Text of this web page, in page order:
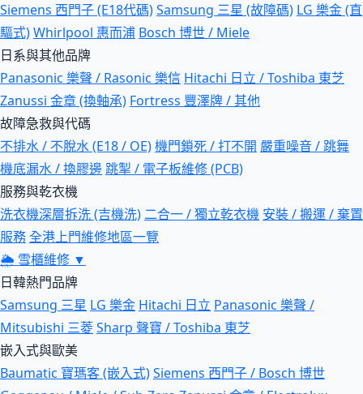
Siemens 西門子 (E18代碼)Samsung 三星 (故障碼) LG 樂金 (直
驅式)Whirlpool 惠而浦 Bosch 博世 / Miele
日系與其他品牌
Panasonic 樂聲 / Rasonic 樂信 Hitachi 日立 / Toshiba 東芝
Zanussi 金章 (換軸承) Fortress 豐澤牌 / 其他
故障急救與代碼
不排水 / 不脫水 (E18 / OE)機門鎖死 / 打不開 嚴重噪音 / 跳舞
機底漏水 / 換膠邊跳掣 / 電子板維修 (PCB)
服務與乾衣機
洗衣機深層拆洗 (吉機洗) 二合一 / 獨立乾衣機 安裝 / 搬運 / 棄置
服務全港上門維修地區一覽
🌦 雪櫃維修 ▼
日韓熱門品牌
Samsung 三星 LG 樂金 Hitachi 日立 Panasonic 樂聲 /
Mitsubishi 三菱Sharp 聲寶 / Toshiba 東芝
嵌入式與歐美
Baumatic 寶瑪客 (嵌入式)Siemens 西門子 / Bosch 博世